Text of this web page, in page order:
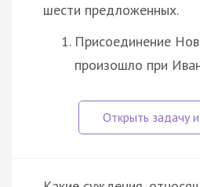
шести предложенных.
Присоединение
произошло при